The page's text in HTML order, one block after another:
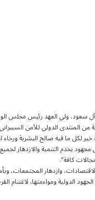
ولي العهد رئيس مجلس
لكل ما فيه صالح البشرية
يخدم التنمية والازدهار
كافة”.
وازدهار المجتمعات،
الدولية ومواءمتها، لاغتنام